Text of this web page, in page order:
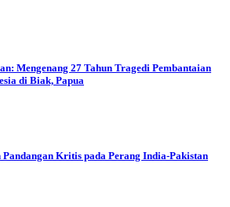
Mengenang 27 Tahun Tragedi Pembantaian
di Biak, Papua
Pandangan Kritis pada Perang India-Pakistan